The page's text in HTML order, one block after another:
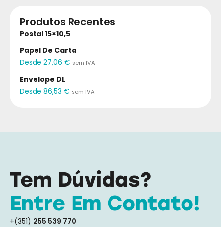
Produtos Recentes
Postal 15×10,5
Papel De Carta
Desde 27,06 € sem IVA
Envelope DL
Desde 86,53 € sem IVA
Tem Dúvidas?
Entre Em Contato!
+(351) 255 539 770